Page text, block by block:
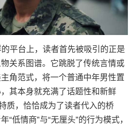
平台上，读者首先被吸引的正是
关系图谱。它跳脱了传统言情或
角范式，将一个普通中年男性置
其本身就充满了话题性和新鲜
质，恰恰成为了读者代入的桥
“低情商”与“无厘头”的行为模式，